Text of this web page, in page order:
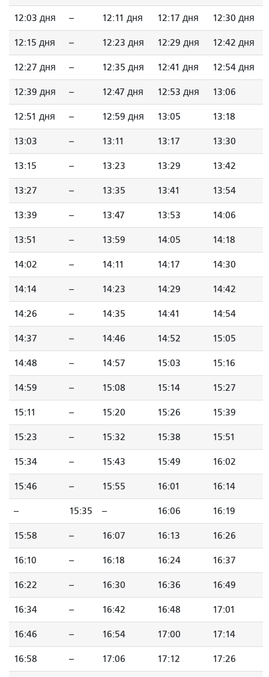
12:03 дня -- 12:11 дня 12:17 дня 12:30 дня
12:15 дня -- 12:23 дня 12:29 дня 12:42 дня
12:27 дня -- 12:35 дня 12:41 дня 12:54 дня
12:39 дня -- 12:47 дня 12:53 дня 13:06
12:51 дня -- 12:59 дня 13:05 13:18
13:03 -- 13:11 13:17 13:30
13:15 -- 13:23 13:29 13:42
13:27 -- 13:35 13:41 13:54
13:39 -- 13:47 13:53 14:06
13:51 -- 13:59 14:05 14:18
14:02 -- 14:11 14:17 14:30
14:14 -- 14:23 14:29 14:42
14:26 -- 14:35 14:41 14:54
14:37 -- 14:46 14:52 15:05
14:48 -- 14:57 15:03 15:16
14:59 -- 15:08 15:14 15:27
15:11 -- 15:20 15:26 15:39
15:23 -- 15:32 15:38 15:51
15:34 -- 15:43 15:49 16:02
15:46 -- 15:55 16:01 16:14
-- 15:35 -- 16:06 16:19
15:58 -- 16:07 16:13 16:26
16:10 -- 16:18 16:24 16:37
16:22 -- 16:30 16:36 16:49
16:34 -- 16:42 16:48 17:01
16:46 -- 16:54 17:00 17:14
16:58 -- 17:06 17:12 17:26